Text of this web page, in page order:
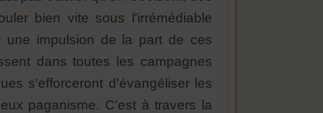
bien vite sous l'irrémédiable
une impulsion de la part de ces
dans toutes les campagnes
s'efforceront d'évangéliser les
paganisme. C'est à travers la